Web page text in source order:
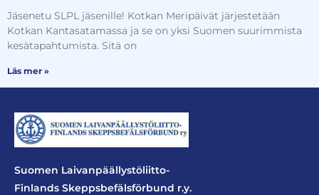
Jäsenetu SLPL jäsenille! Kotkan Meripäivät järjestetään
Kotkan Kantasatamassa ja se on yksi Suomen suurimmista
kesätapahtumista. Sitä on
Läs mer »
Suomen Laivanpäällystöliitto-
Finlands Skeppsbefälsförbund r.y.